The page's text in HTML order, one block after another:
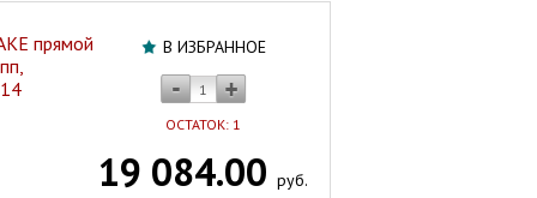
В ИЗБРАННОЕ
ОСТАТОК: 1
19 084.00 руб.
прямой